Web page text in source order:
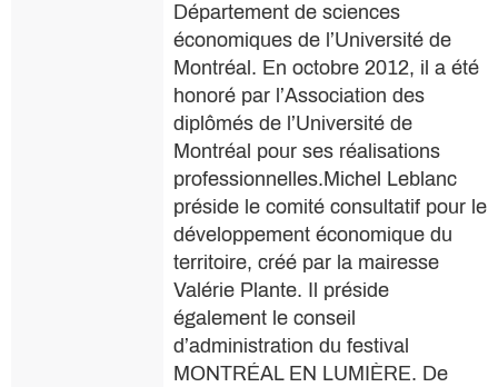
Département de sciences
économiques de l’Université de
Montréal. En octobre 2012, il a été
honoré par l’Association des
diplômés de l’Université de
Montréal pour ses réalisations
professionnelles.Michel Leblanc
préside le comité consultatif pour le
développement économique du
territoire, créé par la mairesse
Valérie Plante. Il préside
également le conseil
d’administration du festival
MONTRÉAL EN LUMIÈRE. De